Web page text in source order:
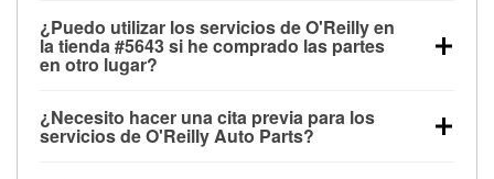
las pruebas de batería, pruebas de alternador y
motor de arranque, revisión de la luz “Check Engine”
con O'Reilly VeriScan® e instalación de
limpiaparabrisas o bombillas, están disponibles en
todas las tiendas O'Reilly Auto Parts. La tienda
¿Puedo utilizar los servicios de O'Reilly en
la tienda #5643 si he comprado las partes
en otro lugar?
de O'Reilly Auto Parts que estén disponibles en la
tienda #5643 de Clio, MI aunque hayas comprado
¿Necesito hacer una cita previa para los
servicios de O'Reilly Auto Parts?